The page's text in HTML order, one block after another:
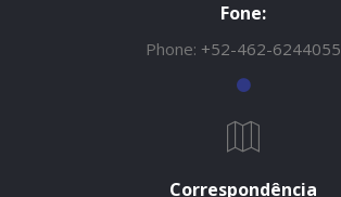
Fone:
Phone: +52-462-6244055
Correspondência